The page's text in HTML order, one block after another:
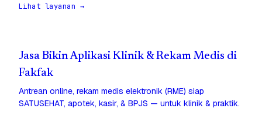
Lihat layanan →
Jasa Bikin Aplikasi Klinik & Rekam Medis di
Fakfak
Antrean online, rekam medis elektronik (RME) siap
SATUSEHAT, apotek, kasir, & BPJS — untuk klinik & praktik.